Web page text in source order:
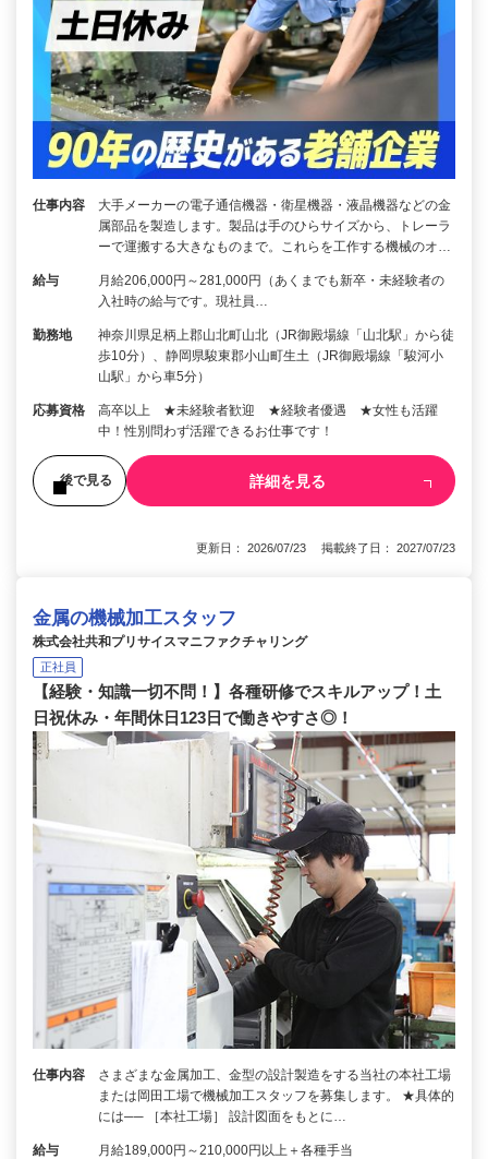
仕事内容
大手メーカーの電子通信機器・衛星機器・液晶機器などの金
属部品を製造します。製品は手のひらサイズから、トレーラ
ーで運搬する大きなものまで。これらを工作する機械のオ…
給与
月給206,000円～281,000円（あくまでも新卒・未経験者の
入社時の給与です。現社員…
勤務地
神奈川県足柄上郡山北町山北（JR御殿場線「山北駅」から徒
歩10分）、静岡県駿東郡小山町生土（JR御殿場線「駿河小
山駅」から車5分）
応募資格
高卒以上 ★未経験者歓迎 ★経験者優遇 ★女性も活躍
中！性別問わず活躍できるお仕事です！
後で見る 詳細を見る
更新日： 2026/07/23 掲載終了日： 2027/07/23
金属の機械加工スタッフ
株式会社共和プリサイスマニファクチャリング
正社員
【経験・知識一切不問！】各種研修でスキルアップ！土
日祝休み・年間休日123日で働きやすさ◎！
仕事内容
さまざまな金属加工、金型の設計製造をする当社の本社工場
または岡田工場で機械加工スタッフを募集します。 ★具体的
には── ［本社工場］ 設計図面をもとに…
給与 月給189,000円～210,000円以上＋各種手当